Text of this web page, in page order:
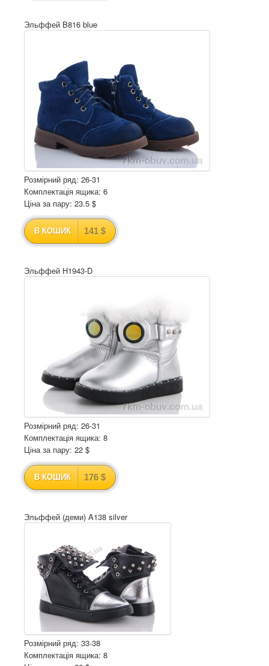
Эльффей B816 blue
Розмірний ряд: 26-31
Комплектація ящика: 6
Ціна за пару: 23.5 $
В КОШИК 141 $
Эльффей H1943-D
Розмірний ряд: 26-31
Комплектація ящика: 8
Ціна за пару: 22 $
В КОШИК 176 $
Эльффей (деми) A138 silver
Розмірний ряд: 33-38
Комплектація ящика: 8